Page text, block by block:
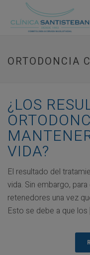
ORTODONCIA
¿LOS
VIDA?
El resultado del
vida. Sin embargo,
retenedores una vez
Esto se debe a que los